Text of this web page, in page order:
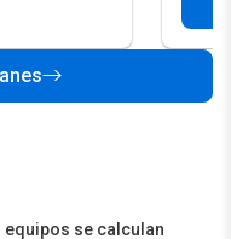
se calculan